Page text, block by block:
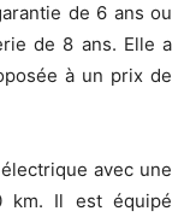
de 6 ans ou
de 8 ans. Elle a
à un prix de
avec une
km. Il est équipé